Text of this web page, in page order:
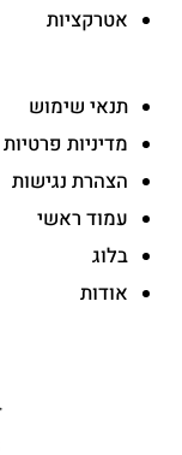
אטרקציות
תנאי שימוש
מדיניות פרטיות
הצהרת נגישות
עמוד ראשי
בלוג
אודות